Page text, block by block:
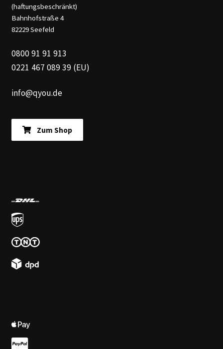
(haftungsbeschränkt)
Bahnhofstraße 4
82229 Seefeld
0800 91 91 913
0221 467 089 39 (EU)
info@qyou.de
Zum Shop